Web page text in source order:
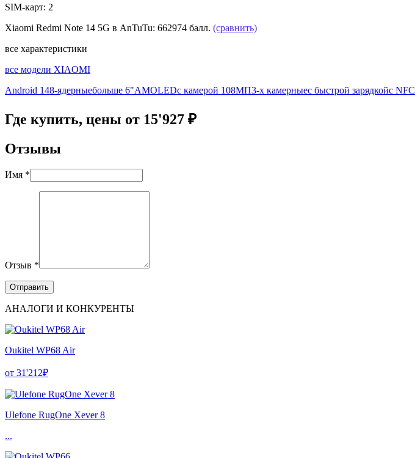
SIM-карт: 2
Xiaomi Redmi Note 14 5G в AnTuTu: 662974 балл. (сравнить)
все характеристики
все модели XIAOMI
Android 148-ядерныебольше 6"AMOLEDс камерой 108МП3-х камерныес быстрой зарядкойс NFC
Где купить, цены от 15'927 ₽
Отзывы
Имя *
Отзыв *
АНАЛОГИ И КОНКУРЕНТЫ
Oukitel WP68 Air
от 31'212₽
Ulefone RugOne Xever 8
...